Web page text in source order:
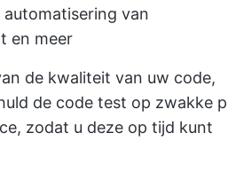
van
en meer
de kwaliteit van uw code,
de code test op zwakke
zodat u deze op tijd kunt